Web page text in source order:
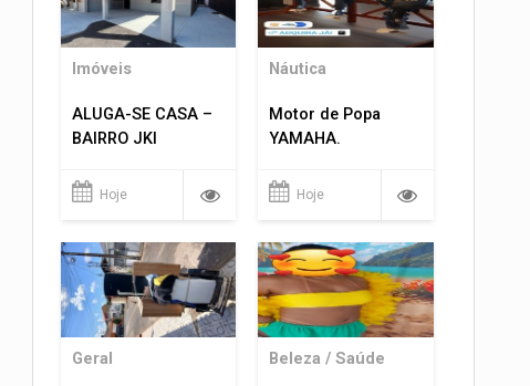
Imóveis
ALUGA-SE CASA –
BAIRRO JKI
Hoje
Náutica
Motor de Popa
YAMAHA.
Hoje
Geral Beleza / Saúde